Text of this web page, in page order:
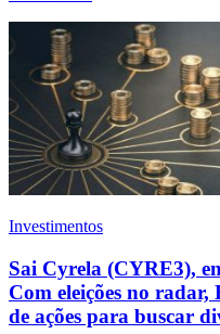
Investimentos
Sai Cyrela (CYRE3),
Com eleições no
de ações para buscar